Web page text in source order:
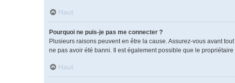
Haut
Pourquoi ne puis-je pas me connecter ?
Plusieurs raisons peuvent en être la cause. Assurez-vous avant
ne pas avoir été banni. Il est également possible que le
Haut